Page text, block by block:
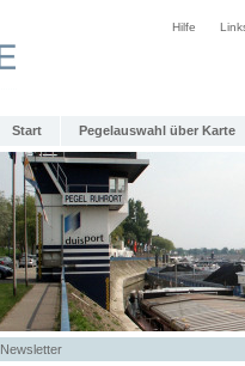
Hilfe
Start Pegelauswahl über Karte
Newsletter